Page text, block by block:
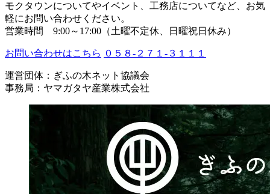
モクタウンについてやイベント、工務店についてなど、お気
軽にお問い合わせください。
営業時間 9:00～17:00（土曜不定休、日曜祝日休み）
お問い合わせはこちら ０５８-２７１-３１１１
運営団体：ぎふの木ネット協議会
事務局：ヤマガタヤ産業株式会社